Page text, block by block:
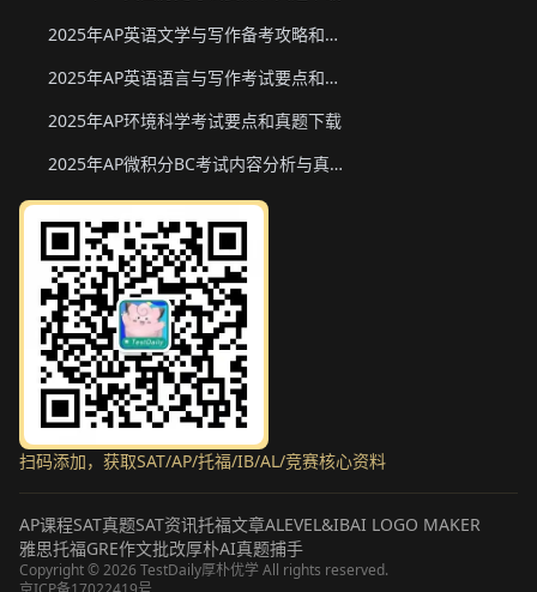
2025年AP英语文学与写作备考攻略和真题下载
2025年AP英语语言与写作考试要点和真题下载
2025年AP环境科学考试要点和真题下载
2025年AP微积分BC考试内容分析与真题下载
扫码添加，获取SAT/AP/托福/IB/AL/竞赛核心资料
AP课程SAT真题SAT资讯托福文章ALEVEL&IBAI LOGO MAKER
雅思托福GRE作文批改厚朴AI真题捕手
Copyright ©2026 TestDaily厚朴优学 All rights reserved.